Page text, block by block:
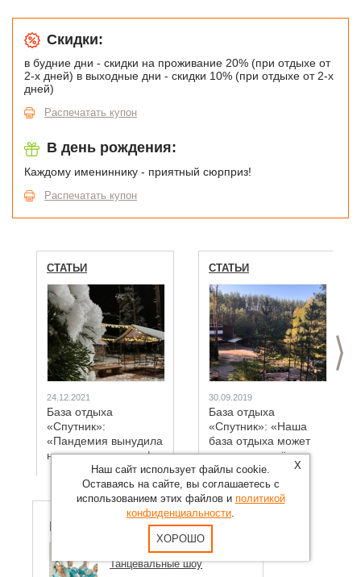
отсутствие мини-бара и джакузи", то
отдых пройдет на УРА! замечательное
питание, отличная домашняя
атмосфера, настоящая русская баня и
потрясающая природа!
Скидки:
в будние дни - скидки на проживание 20% (при отдыхе от
2-х дней) в выходные дни - скидки 10% (при отдыхе от 2-х
дней)
Распечатать купон
В день рождения:
Каждому имениннику - приятный сюрприз!
Распечатать купон
>
СТАТЬИ
24.12.2021
База отдыха
«Спутник»:
«Пандемия вынудила
нас жонглировать ф...
СТАТЬИ
30.09.2019
База отдыха
«Спутник»: «Наша
база отдыха может
принимать всё...
Нас рекомендуют(1)
ШОУ-БАЛЕТ " МОСТ "
Танцевальные шоу
X
Наш сайт использует файлы cookie.
Оставаясь на сайте, вы соглашаетесь с
использованием этих файлов и политикой
конфиденциальности.
ХОРОШО